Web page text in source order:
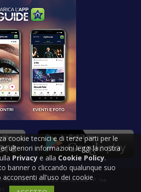
Welabs di Ernesto Carracchia - P. Iva
cookie tecnici e di terze parti per le
ulteriori informazioni leggi la nostra
Privacy e alla Cookie Policy.
banner o cliccando qualunque suo
acconsenti all'uso dei cookie